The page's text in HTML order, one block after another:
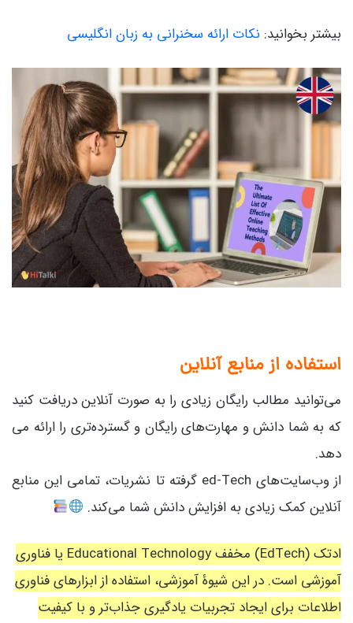
بیشتر بخوانید: نکات ارائه سخنرانی به زبان انگلیسی
استفاده از منابع آنلاین
می‌توانید مطالب رایگان زیادی را به صورت آنلاین دریافت کنید
که به شما دانش و مهارت‌های رایگان و گسترده‌تری را ارائه می
دهد.
از وب‌سایت‌های ed-Tech گرفته تا نشریات، تمامی این منابع
آنلاین کمک زیادی به افزایش دانش شما می‌کند.
ادتک (EdTech) مخفف Educational Technology یا فناوری
آموزشی است. در این شیوۀ آموزشی، استفاده از ابزارهای فناوری
اطلاعات برای ایجاد تجربیات یادگیری جذاب‌تر و با کیفیت